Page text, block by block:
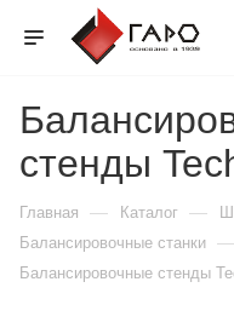
стенды
Главная — Каталог —
Балансировочные станки —
Балансировочные стенды